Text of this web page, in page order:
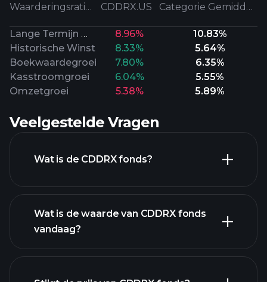
Waarderingsratio's
CDDRX.US Categorie Gemiddeld
Lange Termijn Winst 8.96%
10.83%
Historische Winst
8.33%
5.64%
Boekwaardegroei
7.80%
6.35%
Kasstroomgroei
6.04%
5.55%
Omzetgroei
5.38% 5.89%
Veelgestelde Vragen
Wat is de CDDRX fonds?
Wat is de waarde van CDDRX fonds
vandaag?